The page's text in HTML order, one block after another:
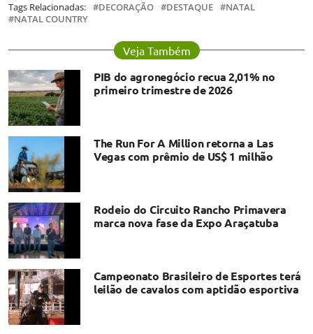
Tags Relacionadas: DECORAÇÃO DESTAQUE
NATAL
NATAL COUNTRY
Veja Também
PIB do agronegócio recua 2,01% no
primeiro trimestre de 2026
The Run For A Million retorna a Las
Vegas com prêmio de US$ 1 milhão
Rodeio do Circuito Rancho Primavera
marca nova fase da Expo Araçatuba
Campeonato Brasileiro de Esportes terá
leilão de cavalos com aptidão esportiva